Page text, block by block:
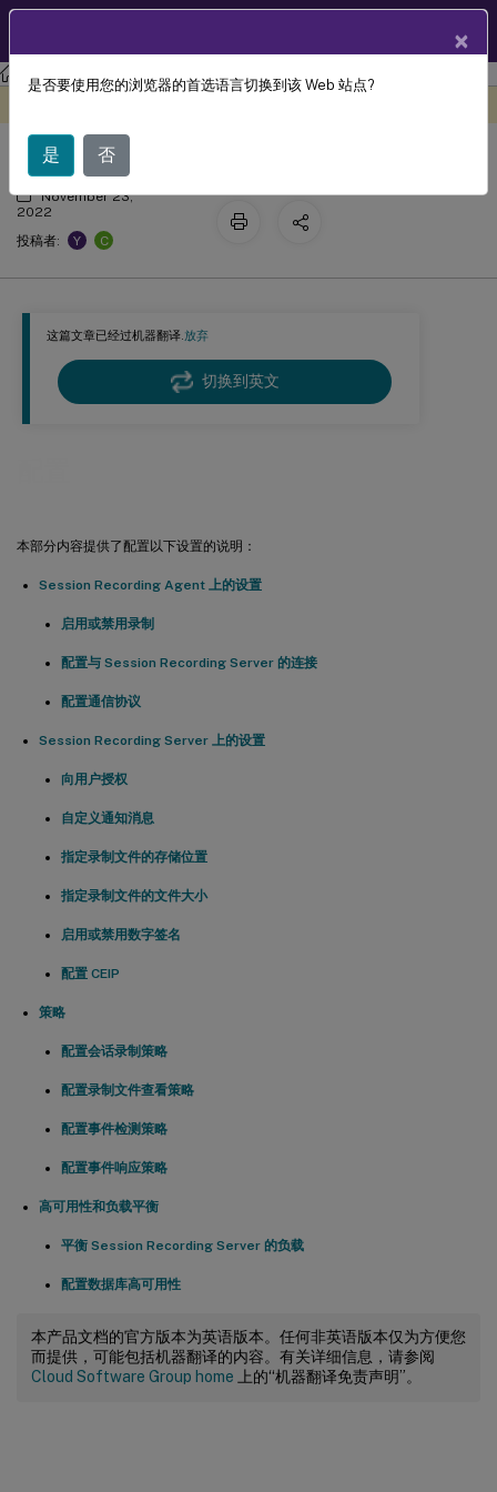
Session Recording Session Recording 2207
这篇文章已经过机器翻译.放弃
切换到英文
本部分内容提供了配置以下设置的说明：
Session Recording Agent 上的设置
启用或禁用录制
配置与 Session Recording Server 的连接
配置通信协议
Session Recording Server 上的设置
向用户授权
自定义通知消息
指定录制文件的存储位置
指定录制文件的文件大小
启用或禁用数字签名
配置 CEIP
策略
配置会话录制策略
配置录制文件查看策略
配置事件检测策略
配置事件响应策略
高可用性和负载平衡
平衡 Session Recording Server 的负载
配置数据库高可用性
本产品文档的官方版本为英语版本。任何非英语版本仅为方便您
而提供，可能包括机器翻译的内容。有关详细信息，请参阅
Cloud Software Group home 上的“机器翻译免责声明”。
配置
November 23,
2022
投稿者:
Y C
×
是否要使用您的浏览器的首选语言切换到该 Web 站点?
是 否